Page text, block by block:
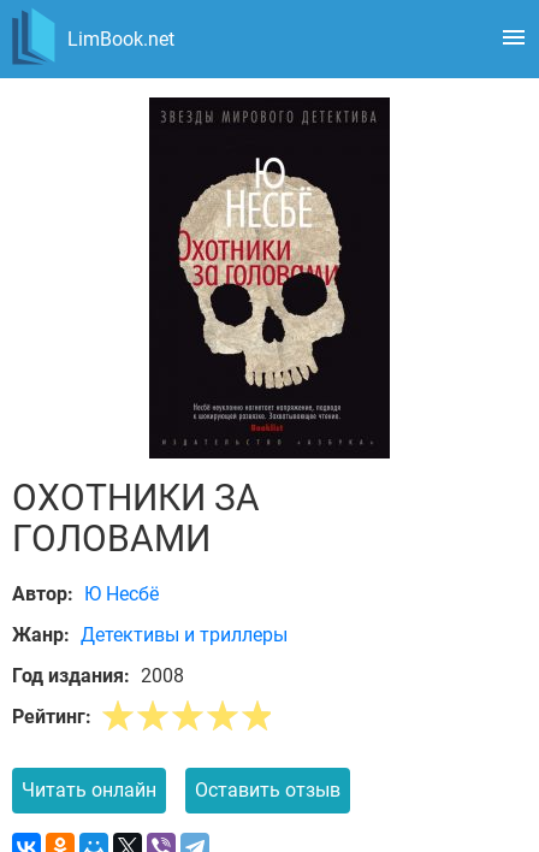
LimBook.net
ОХОТНИКИ ЗА
ГОЛОВАМИ
Автор: Ю Несбё
Жанр: Детективы и триллеры
Год издания: 2008
Рейтинг:
Читать онлайн Оставить отзыв